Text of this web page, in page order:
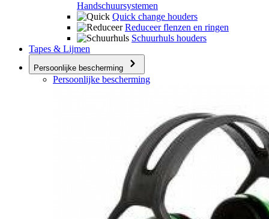
Handschuursystemen
Quick change houders
Reduceer flenzen en ringen
Schuurhuls houders
Tapes & Lijmen
Persoonlijke bescherming
Persoonlijke bescherming